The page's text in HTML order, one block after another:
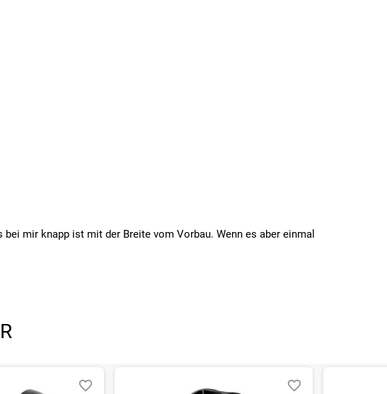
mir knapp ist mit der Breite vom Vorbau. Wenn es aber einmal